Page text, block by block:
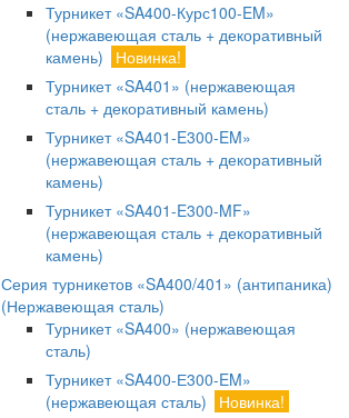
Турникет «SA400-Курс100-EM»
(нержавеющая сталь + декоративный
камень)
Новинка!
Турникет «SA401» (нержавеющая
сталь + декоративный камень)
Турникет «SA401-E300-EM»
(нержавеющая сталь + декоративный
камень)
Турникет «SA401-E300-MF»
(нержавеющая сталь + декоративный
камень)
Серия турникетов «SA400/401» (антипаника)
(Нержавеющая сталь)
Турникет «SA400» (нержавеющая
сталь)
Турникет «SA400-Е300-EM»
(нержавеющая сталь)
Новинка!